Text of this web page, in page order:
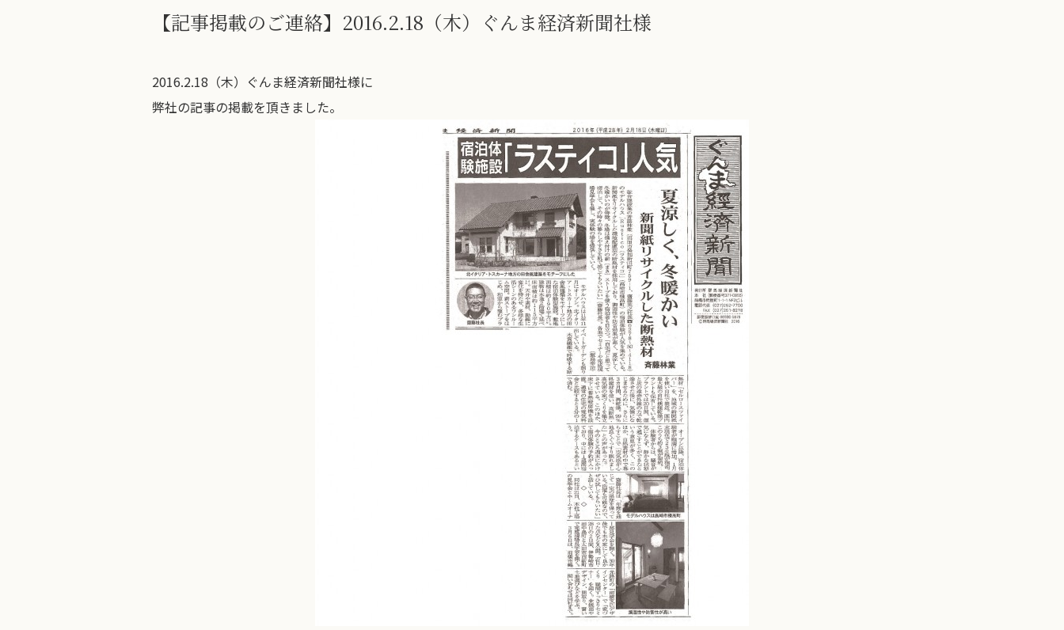
【記事掲載のご連絡】2016.2.18（木）ぐんま経済新聞社様
2016.2.18（木）ぐんま経済新聞社様に
弊社の記事の掲載を頂きました。